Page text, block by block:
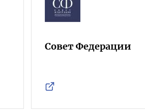
Совет Федерации